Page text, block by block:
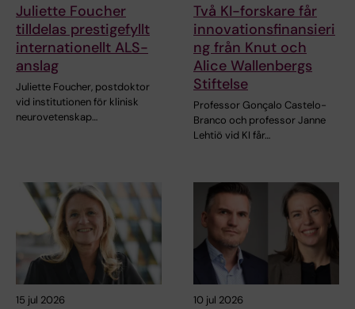
Juliette Foucher
tilldelas prestigefyllt
internationellt ALS-
anslag
Juliette Foucher, postdoktor
vid institutionen för klinisk
neurovetenskap…
Två KI-forskare får
innovationsfinansieri
ng från Knut och
Alice Wallenbergs
Stiftelse
Professor Gonçalo Castelo-
Branco och professor Janne
Lehtiö vid KI får…
15 jul 2026 10 jul 2026